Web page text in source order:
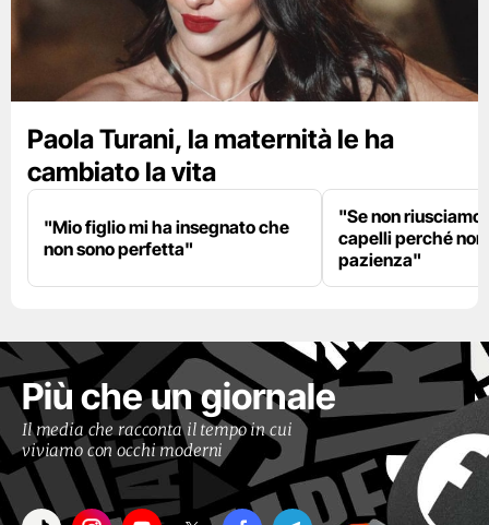
Paola Turani, la maternità le ha
cambiato la vita
"Mio figlio mi ha insegnato che
non sono perfetta"
"Se non riusciamo
capelli perché
pazienza"
Più che un giornale
Il media che racconta il tempo in cui
viviamo con occhi moderni